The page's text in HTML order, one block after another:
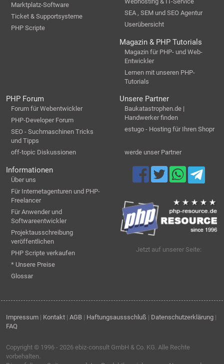
Marktplatz-Software
Ticket & Supportsysteme
PHP Scripte
SEA , SEM und SEO Agentur
Userübersicht
Magazin & PHP Tutorials
Magazin für PHP- und Web-
Entwickler
Lernen mit unseren PHP-
Tutorials
PHP Forum
Forum für Webentwickler
PHP-Developer Forum
SEO - Suchmaschinen Tricks
und Tipps
off-topic Diskussionen
Unsere Partner
Baukatastrophen.de |
Handwerker finden
estugo - Hosting für Ihren Shopr
werde unser Partner
Informationen
Über uns
Für Internetagenturen und PHP-
Freelancer
Für Anwender und
Softwareentwickler
Projektausschreibung
veröffentlichen
PHP Scripte verkaufen
* Unsere Preise
Glossar
Jetzt auf unserer Seite:
Impressum | Kontakt | AGB | Haftungsaussschluß | Datenschutzerklärung |
FAQ
Copyright © 1996 - 2026 ebiz-consult GmbH & Co. KG. Alle Rechte
vorbehalten.